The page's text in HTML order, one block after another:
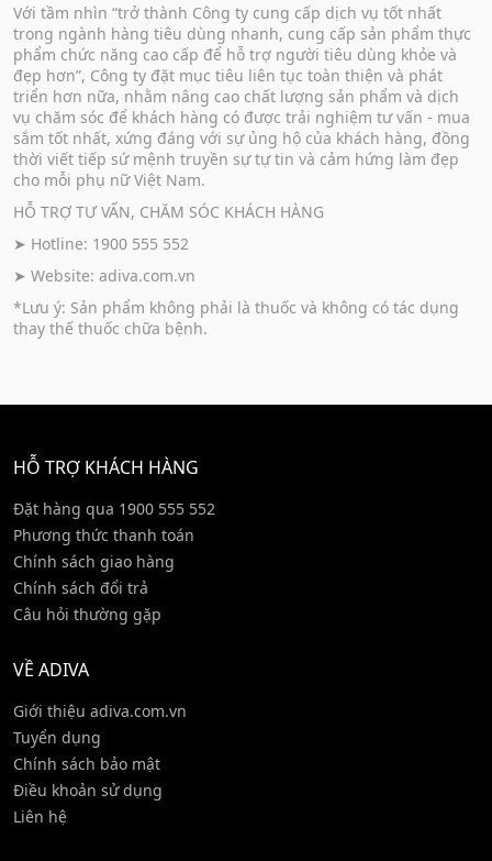
Với tầm nhìn “trở thành Công ty cung cấp dịch vụ tốt nhất
trong ngành hàng tiêu dùng nhanh, cung cấp sản phẩm thực
phẩm chức năng cao cấp để hỗ trợ người tiêu dùng khỏe và
đẹp hơn”, Công ty đặt mục tiêu liên tục toàn thiện và phát
triển hơn nữa, nhằm nâng cao chất lượng sản phẩm và dịch
vụ chăm sóc để khách hàng có được trải nghiệm tư vấn - mua
sắm tốt nhất, xứng đáng với sự ủng hộ của khách hàng, đồng
thời viết tiếp sứ mệnh truyền sự tự tin và cảm hứng làm đẹp
cho mỗi phụ nữ Việt Nam.
HỖ TRỢ TƯ VẤN, CHĂM SÓC KHÁCH HÀNG
➤ Hotline: 1900 555 552
➤ Website: adiva.com.vn
*Lưu ý: Sản phẩm không phải là thuốc và không có tác dụng
thay thế thuốc chữa bệnh.
HỖ TRỢ KHÁCH HÀNG
Đặt hàng qua 1900 555 552
Phương thức thanh toán
Chính sách giao hàng
Chính sách đổi trả
Câu hỏi thường gặp
VỀ ADIVA
Giới thiệu adiva.com.vn
Tuyển dụng
Chính sách bảo mật
Điều khoản sử dụng
Liên hệ